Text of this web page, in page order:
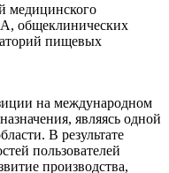
медицинского
общеклинических
пищевых
на международном
являясь одной
В результате
пользователей
производства,